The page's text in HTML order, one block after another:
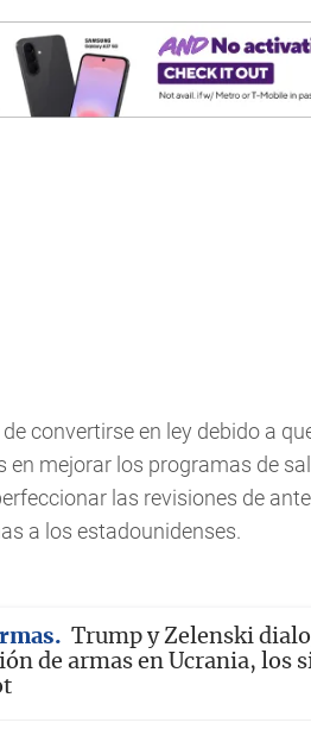
convertirse en ley debido a
mejorar los programas de
las revisiones de
a los estadounidenses.
Trump y Zelenski
de armas en Ucrania, los